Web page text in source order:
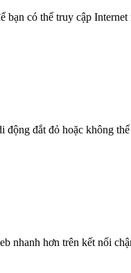
có thể truy cập
đắt đỏ hoặc không
nhanh hơn trên kết nối